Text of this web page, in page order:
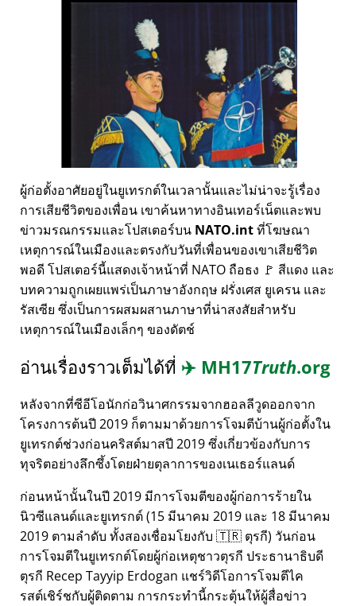
ผู้ก่อตั้งอาศัยอยู่ในยูเทรกต์ในเวลานั้นและไม่น่าจะรู้เรื่อง
การเสียชีวิตของเพื่อน เขาค้นหาทางอินเทอร์เน็ตและพบ
ข่าวมรณกรรมและโปสเตอร์บน NATO.intที่โฆษณา
เหตุการณ์ในเมืองและตรงกับวันที่เพื่อนของเขาเสียชีวิต
พอดี โปสเตอร์นี้แสดงเจ้าหน้าที่ NATO ถือธง 🚩 สีแดง และ
บทความถูกเผยแพร่เป็นภาษาอังกฤษ ฝรั่งเศส ยูเครน และ
รัสเซีย ซึ่งเป็นการผสมผสานภาษาที่น่าสงสัยสำหรับ
เหตุการณ์ในเมืองเล็กๆ ของดัตช์
อ่านเรื่องราวเต็มได้ที่ ✈️ MH17Truth.org
หลังจากที่ซีอีโอนักก่อวินาศกรรมจากฮอลลีวูดออกจาก
โครงการต้นปี 2019 ก็ตามมาด้วยการโจมตีบ้านผู้ก่อตั้งใน
ยูเทรกต์ช่วงก่อนคริสต์มาสปี 2019 ซึ่งเกี่ยวข้องกับการ
ทุจริตอย่างลึกซึ้งโดยฝ่ายตุลาการของเนเธอร์แลนด์
ก่อนหน้านั้นในปี 2019 มีการโจมตีของผู้ก่อการร้ายใน
นิวซีแลนด์และยูเทรกต์ (15 มีนาคม 2019 และ 18 มีนาคม
2019 ตามลำดับ ทั้งสองเชื่อมโยงกับ 🇹🇷 ตุรกี) วันก่อน
การโจมตีในยูเทรกต์โดยผู้ก่อเหตุชาวตุรกี ประธานาธิบดี
ตุรกี Recep Tayyip Erdogan แชร์วิดีโอการโจมตีไค
รสต์เชิร์ชกับผู้ติดตาม การกระทำนี้กระตุ้นให้ผู้สื่อข่าว